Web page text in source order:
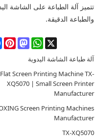
تتميز آلة الطباعة على الشاشة
والطباعة الدقيقة.
WhatsApp
X
آلة طباعة الشاشة اليدوية
Screen Printing Machine TX-
XQ5070 | Small Screen Printer
Manufacturer
Screen Printing Machines
Manufacturer
TX-XQ5070